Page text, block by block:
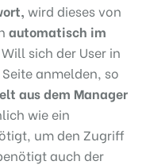
wird dieses von
automatisch im
Will sich der User in
anmelden, so
aus dem Manager
wie ein
um den Zugriff
auch der